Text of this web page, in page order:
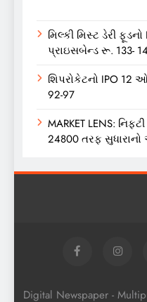
મિલ્કી મિસ્ટ ડેરી
પ્રાઇસબેન્ડ રૂ. 133-
શિપરોકેટનો IPO
92-97
MARKET LENS:
24800 તરફ
Digital Newspaper -